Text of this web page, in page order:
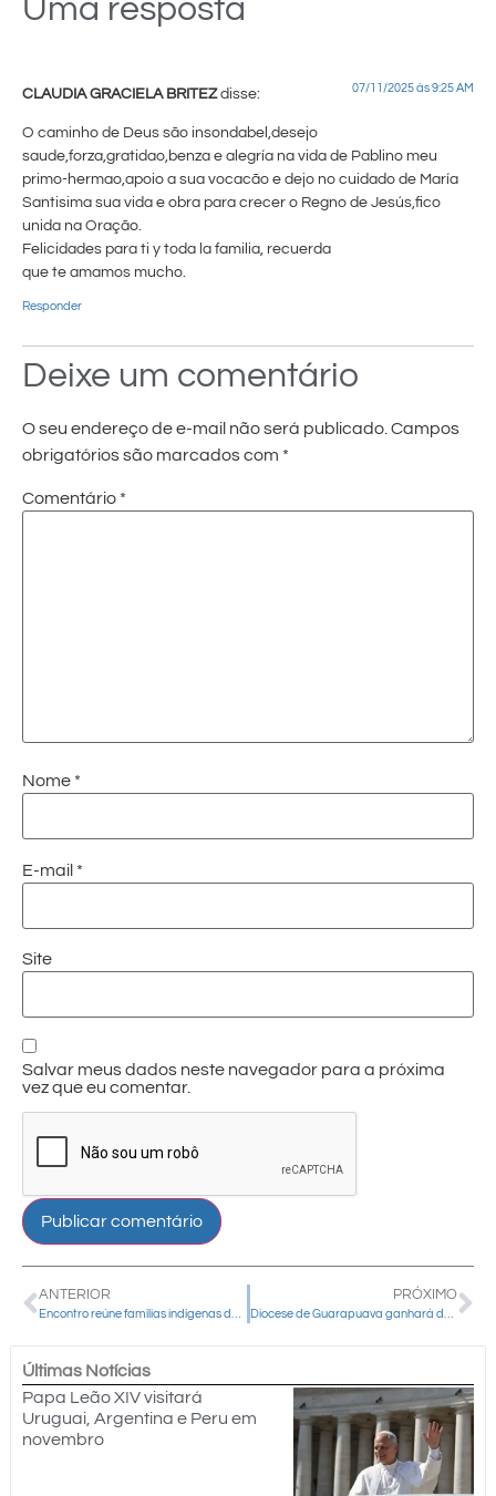
Uma resposta
CLAUDIA GRACIELA BRITEZ disse: 07/11/2025 às 9:25 AM
O caminho de Deus são insondabel,desejo
saude,forza,gratidao,benza e alegría na vida de Pablino meu
primo-hermao,apoio a sua vocacão e dejo no cuidado de María
Santisima sua vida e obra para crecer o Regno de Jesús,fico
unida na Oração.
Felicidades para ti y toda la familia, recuerda
que te amamos mucho.
Responder
Deixe um comentário
O seu endereço de e-mail não será publicado. Campos
obrigatórios são marcados com *
Comentário *
Nome *
E-mail *
Site
Salvar meus dados neste navegador para a próxima
vez que eu comentar.
ANTERIOR
Encontro reúne famílias indígenas do Paraná em Guarapuava
PRÓXIMO
Diocese de Guarapuava ganhará dois novos diáconos
Últimas Notícias
Papa Leão XIV visitará
Uruguai, Argentina e Peru em
novembro